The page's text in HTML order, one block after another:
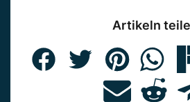
Artikeln